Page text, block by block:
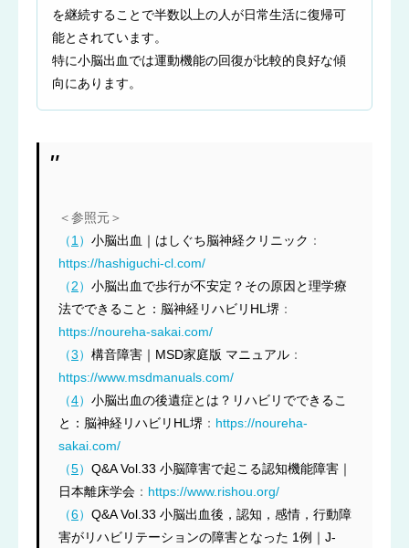
を継続することで半数以上の人が日常生活に復帰可
能とされています。
特に小脳出血では運動機能の回復が比較的良好な傾
向にあります。
＜参照元＞
（1 ） 小脳出血｜はしぐち脳神経クリニック ：
https://hashiguchi-cl.com/
（2） 小脳出血で歩行が不安定？その原因と理学療
法でできること：脳神経リハビリHL堺 ：
https://noureha-sakai.com/
（3） 構音障害｜MSD家庭版 マニュアル ：
https://www.msdmanuals.com/
（4） 小脳出血の後遺症とは？リハビリでできるこ
と：脳神経リハビリHL堺 ： https://noureha-
sakai.com/
（5） Q&A Vol.33 小脳障害で起こる認知機能障害｜
日本離床学会 ： https://www.rishou.org/
（6） Q&A Vol.33 小脳出血後，認知，感情，行動障
害がリハビリテーションの障害となった 1例｜J-